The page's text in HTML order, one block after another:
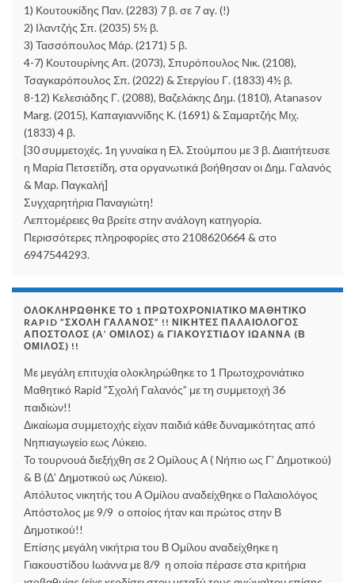
1) Κουτουκίδης Παν. (2283) 7 β. σε 7 αγ. (!)
2) Ιλαντζής Σπ. (2035) 5½ β.
3) Τασσόπουλος Μάρ. (2171) 5 β.
4-7) Κουτουρίνης Απ. (2073), Σπυρόπουλος Νικ. (2108),
Τσαγκαρόπουλος Σπ. (2022) & Στεργίου Γ. (1833) 4½ β.
8-12) Κελεσιάδης Γ. (2088), Βαζελάκης Δημ. (1810), Atanasov
Marg. (2015), Καπαγιαννίδης Κ. (1691) & Σαμαρτζής Μιχ.
(1833) 4 β.
[30 συμμετοχές. 1η γυναίκα η Ελ. Στούμπου με 3 β. Διαιτήτευσε
η Μαρία Πετσετίδη, στα οργανωτικά βοήθησαν οι Δημ. Γαλανός
& Μαρ. Παγκαλή]
Συγχαρητήρια Παναγιώτη!
Λεπτομέρειες θα βρείτε στην ανάλογη κατηγορία.
Περισσότερες πληροφορίες στο 2108620664 & στο
6947544293.
ΟΛΟΚΛΗΡΏΘΗΚΕ ΤΟ 1 ΠΡΩΤΟΧΡΟΝΙΆΤΙΚΟ ΜΑΘΗΤΙΚΌ
RAPID ”ΣΧΟΛΉ ΓΑΛΑΝΌΣ” !! ΝΙΚΗΤΈΣ ΠΑΛΑΙΟΛΌΓΟΣ
ΑΠΌΣΤΟΛΟΣ (Α’ ΌΜΙΛΟΣ) & ΓΙΑΚΟΥΣΤΊΔΟΥ ΙΩΆΝΝΑ (Β
ΌΜΙΛΟΣ) !!
Με μεγάλη επιτυχία ολοκληρώθηκε το 1 Πρωτοχρονιάτικο
Μαθητικό Rapid ”Σχολή Γαλανός” με τη συμμετοχή 36
παιδιών!!
Δικαίωμα συμμετοχής είχαν παιδιά κάθε δυναμικότητας από
Νηπιαγωγείο εως Λύκειο.
Το τουρνουά διεξήχθη σε 2 Ομίλους Α ( Νήπιο ως Γ’ Δημοτικού)
& Β (Δ’ Δημοτικού ως Λύκειο).
Απόλυτος νικητής του Α Ομίλου αναδείχθηκε ο Παλαιολόγος
Απόστολος με 9/9 ο οποίος ήταν και πρώτος στην Β
Δημοτικού!!
Επίσης μεγάλη νικήτρια του Β Ομίλου αναδείχθηκε η
Γιακουστίδου Ιωάννα με 8/9 η οποία πέρασε στα κριτήρια